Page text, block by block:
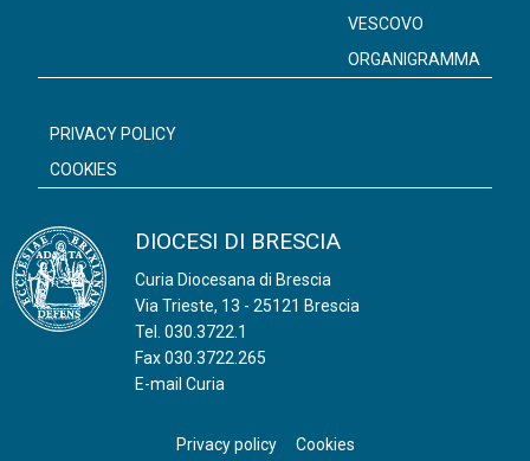
DIOCESI DI BRESCIA
Curia Diocesana di Brescia
Via Trieste, 13 - 25121 Brescia
Tel. 030.3722.1
Fax 030.3722.265
E-mail Curia
VESCOVO
ORGANIGRAMMA
PRIVACY POLICY
COOKIES
Privacy policy Cookies